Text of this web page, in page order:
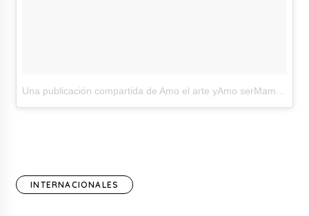
INTERNACIONALES